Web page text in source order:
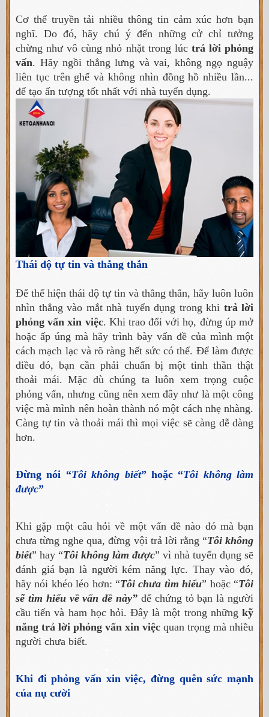
Cơ thể truyền tải nhiều thông tin cảm xúc hơn bạn
nghĩ. Do đó, hãy chú ý đến những cử chỉ tưởng
chừng như vô cùng nhỏ nhặt trong lúc trả lời phỏng
vấn. Hãy ngồi thẳng lưng và vai, không ngọ nguậy
liên tục trên ghế và không nhìn đồng hồ nhiều lần...
để tạo ấn tượng tốt nhất với nhà tuyển dụng.
Thái độ tự tin và thẳng thắn
Để thể hiện thái độ tự tin và thẳng thắn, hãy luôn luôn
nhìn thẳng vào mắt nhà tuyển dụng trong khi trả lời
phỏng vấn xin việc. Khi trao đổi với họ, đừng úp mở
hoặc ấp úng mà hãy trình bày vấn đề của mình một
cách mạch lạc và rõ ràng hết sức có thể. Để làm được
điều đó, bạn cần phải chuẩn bị một tinh thần thật
thoải mái. Mặc dù chúng ta luôn xem trọng cuộc
phỏng vấn, nhưng cũng nên xem đây như là một công
việc mà mình nên hoàn thành nó một cách nhẹ nhàng.
Càng tự tin và thoải mái thì mọi việc sẽ càng dễ dàng
hơn.
Đừng nói “Tôi không biết” hoặc “Tôi không làm
được”
Khi gặp một câu hỏi về một vấn đề nào đó mà bạn
chưa từng nghe qua, đừng vội trả lời rằng “Tôi không
biết” hay “Tôi không làm được” vì nhà tuyển dụng sẽ
đánh giá bạn là người kém năng lực. Thay vào đó,
hãy nói khéo léo hơn: “Tôi chưa tìm hiểu” hoặc “Tôi
sẽ tìm hiểu về vấn đề này” để chứng tỏ bạn là người
cầu tiến và ham học hỏi. Đây là một trong những kỹ
năng trả lời phỏng vấn xin việc quan trọng mà nhiều
người chưa biết.
Khi đi phỏng vấn xin việc, đừng quên sức mạnh
của nụ cười